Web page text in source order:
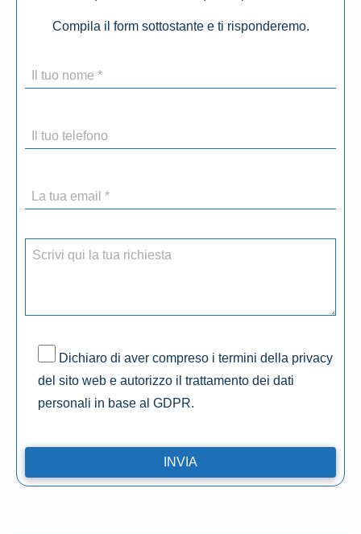
Compila il form sottostante e ti risponderemo.
Dichiaro di aver compreso i termini della privacy
del sito web e autorizzo il trattamento dei dati
personali in base al GDPR.